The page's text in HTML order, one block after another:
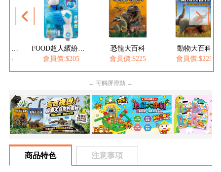
會員價:$205
恐龍大百科
會員價:$225
動物大百科
會員價:$225
← 可觸屏滑動 →
商品特色 注意事項